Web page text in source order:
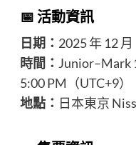
📅 活動資訊
日期： 2025 年 12 月
時間： Junior–Mark
5:00 PM（UTC+9）
地點： 日本東京